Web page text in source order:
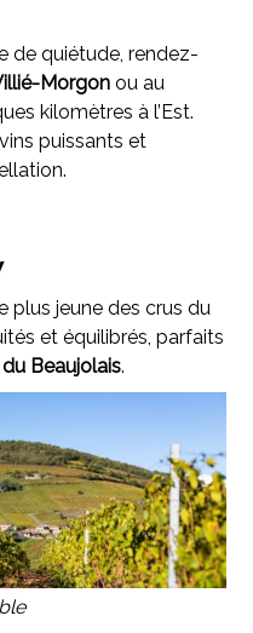
de quiétude, rendez-
Morgon ou au
kilomètres à l’Est.
puissants et
plus jeune des crus du
et équilibrés, parfaits
Beaujolais.